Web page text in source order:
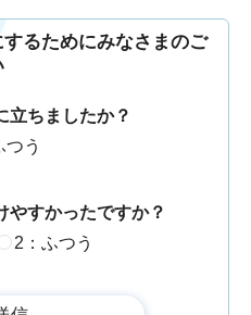
るためにみなさまのご
立ちましたか？
つう
やすかったですか？
2：ふつう